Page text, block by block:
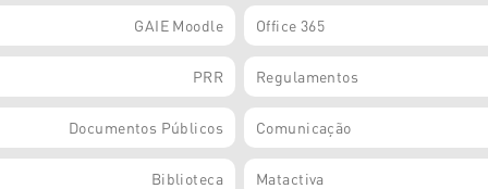
GAIE Moodle Office 365
PRR Regulamentos
Documentos Públicos Comunicação
Biblioteca Matactiva